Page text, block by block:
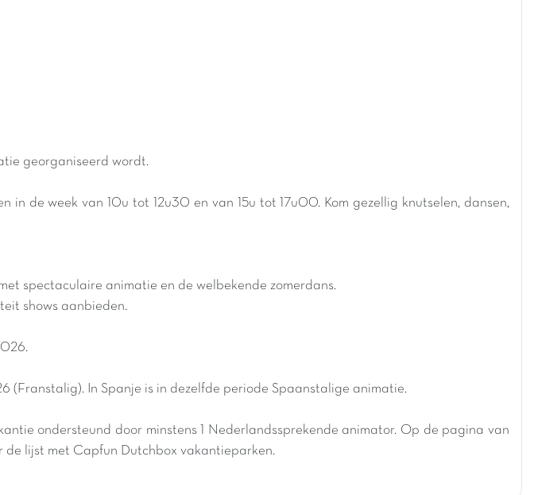
georganiseerd wordt.
de week van 10u tot 12u30 en van 15u tot 17u00. Kom gezellig knutselen, dansen,
spectaculaire animatie en de welbekende zomerdans.
shows aanbieden.
In Spanje is in dezelfde periode Spaanstalige animatie.
ondersteund door minstens 1 Nederlandssprekende animator. Op de pagina van
de lijst met Capfun Dutchbox vakantieparken.